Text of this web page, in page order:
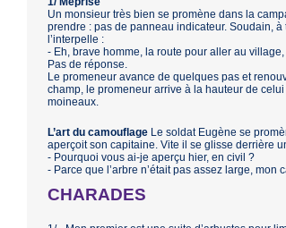
Un monsieur très bien se promène dans la
prendre : pas de panneau indicateur. Soudain,
l’interpelle :
- Eh, brave homme, la route pour aller au village,
Pas de réponse.
Le promeneur avance de quelques pas et
champ, le promeneur arrive à la hauteur de
moineaux.
L’art du camouflageLe soldat Eugène se
aperçoit son capitaine. Vite il se glisse derrière
- Pourquoi vous ai-je aperçu hier, en civil ?
- Parce que l’arbre n’était pas assez large, mon
CHARADES